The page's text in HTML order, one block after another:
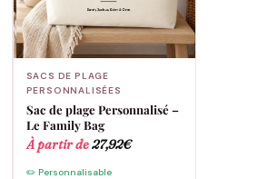
SACS DE PLAGE
PERSONNALISÉES
Sac de plage Personnalisé –
Le Family Bag
À partir de27,92€
✏️ Personnalisable